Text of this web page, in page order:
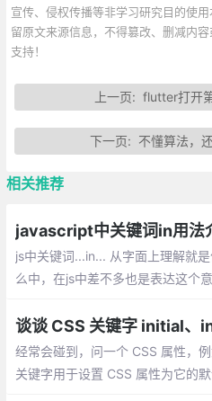
宣传、侵权传播等非学习研究目的使
留原文来源信息，不得篡改、删减内
支持！
上一页: flutter打开
下一页: 不懂算法，
相关推荐
js中关键词...in... 从字面上理解就
么中，在js中差不多也是表达这个
组或者对象
谈谈 CSS 关键字 initial、
经常会碰到，问一个 CSS 属性，
关键字用于设置 CSS 属性为它的